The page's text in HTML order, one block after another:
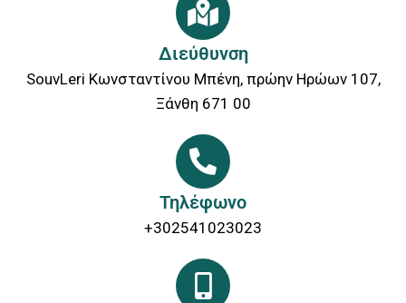
Διεύθυνση
SouvLeri Κωνσταντίνου Μπένη, πρώην Ηρώων 107,
Ξάνθη 671 00
Τηλέφωνο
+302541023023